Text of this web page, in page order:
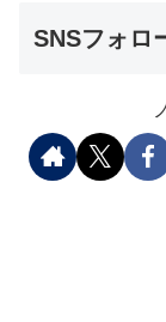
SNSフォロ